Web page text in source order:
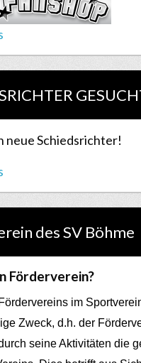
neue Schiedsrichter!
des SV Böhme
Förderverein?
im
Zweck, d.h. der
seine Aktivitäten die